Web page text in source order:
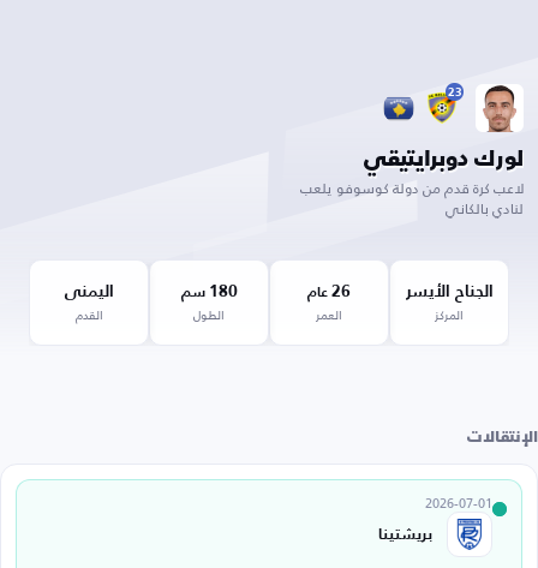
23
لورك دوبرايتيقي
لاعب كرة قدم من دولة كوسوفو يلعب
لنادي بالكاني
الجناح الأيسر
المركز
26 عام
العمر
180 سم
الطول
اليمنى
القدم
الإنتقالات
2026-07-01
بريشتينا